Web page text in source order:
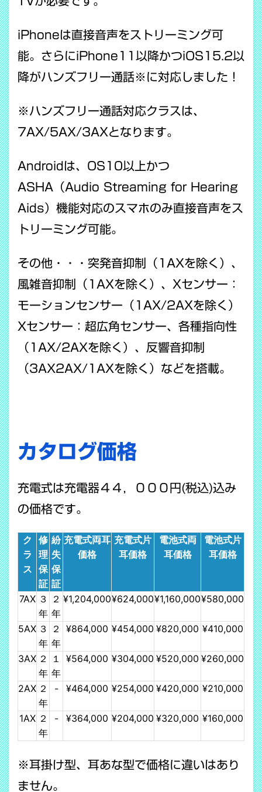
iPhoneは直接音声をストリーミング可
能。さらにiPhone11以降かつiOS15.2以
降がハンズフリー通話※に対応しました！
※ハンズフリー通話対応クラスは、
7AX/5AX/3AXとなります。
Androidは、OS10以上かつ
ASHA（Audio Streaming for Hearing
Aids）機能対応のスマホのみ直接音声をス
トリーミング可能。
その他・・・ 突発音抑制（1AXを除く）、
風雑音抑制（1AXを除く）、Xセンサー：
モーションセンサー（1AX/2AXを除く）
Xセンサー：超広角センサー、各種指向性
（1AX/2AXを除く）、反響音抑制
（3AX2AX/1AXを除く）などを搭載。
カタログ価格
充電式は充電器４４，０００円(税込)込み
の価格です。
ク
ラ
ス
修
理
保
証
紛
失
保
証
充電式両耳
価格
充電式片
耳価格
電池式両
耳価格
電池式片
耳価格
7AX ３
年
２
年
¥1,204,000¥624,000¥1,160,000¥580,000
5AX ３
年
２
年
¥864,000 ¥454,000 ¥820,000 ¥410,000
3AX ２
年
１
年
¥564,000 ¥304,000 ¥520,000 ¥260,000
2AX ２
年
- ¥464,000 ¥254,000 ¥420,000 ¥210,000
1AX ２
年
- ¥364,000 ¥204,000 ¥320,000 ¥160,000
※耳掛け型、耳あな型で価格に違いはあり
ません。